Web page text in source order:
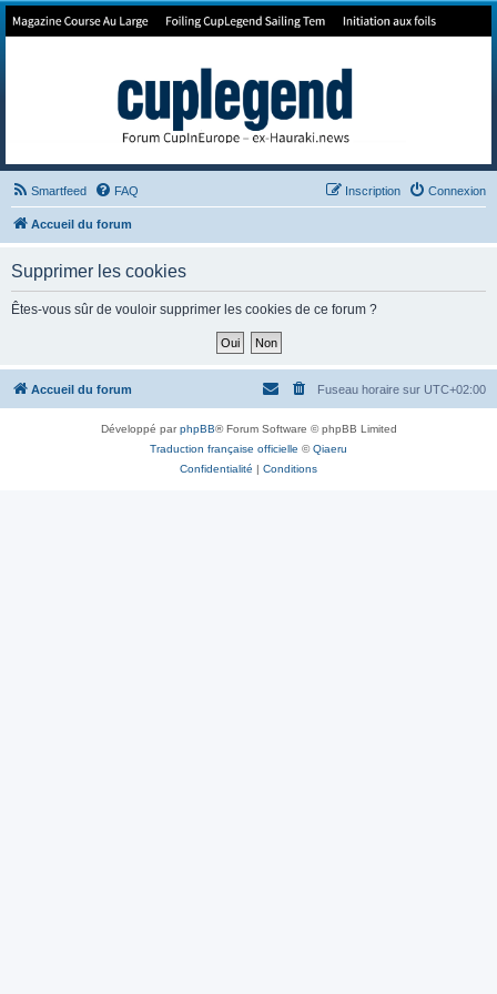
Forum de Cup In Europe
Smartfeed FAQ Connexion
Inscription
Accueil du forum
Supprimer les cookies
Êtes-vous sûr de vouloir supprimer les cookies de ce forum ?
Accueil du forum Fuseau horaire sur UTC+02:00
Développé parphpBB® Forum Software © phpBB Limited
Traduction française officielle ©Qiaeru
Confidentialité
Conditions